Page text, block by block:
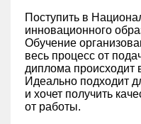
Поступить в
инновационного
Обучение
весь процесс от
диплома происходит
Идеально подходит
и хочет получить
от работы.